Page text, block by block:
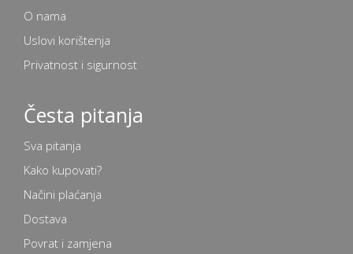
O nama
Uslovi korištenja
Privatnost i sigurnost
Česta pitanja
Sva pitanja
Kako kupovati?
Načini plaćanja
Dostava
Povrat i zamjena